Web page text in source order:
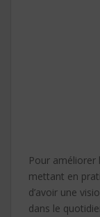
Pour améliorer
mettant en
d’avoir une
dans le